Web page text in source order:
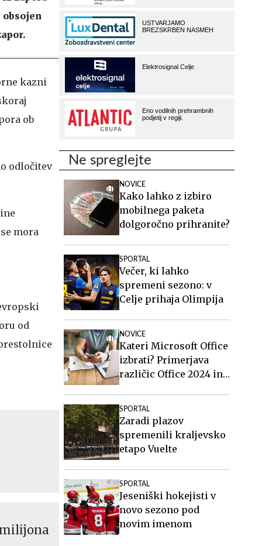
kazni
ob
odločitev
mora
od
Ne spreglejte
NOVICE
Kako lahko z izbiro
mobilnega paketa
dolgoročno prihranite?
SPORTAL
Večer, ki lahko
spremeni sezono: v
Celje prihaja Olimpija
NOVICE
Kateri Microsoft Office
izbrati? Primerjava
različic Office 2024 in
SPORTAL
Zaradi plazov
spremenili kraljevsko
etapo Vuelte
SPORTAL
Jeseniški hokejisti v
novo sezono pod
novim imenom